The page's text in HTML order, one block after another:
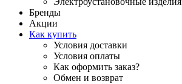
Бренды
Акции
Как купить
Условия доставки
Условия оплаты
Как оформить заказ?
Обмен и возврат